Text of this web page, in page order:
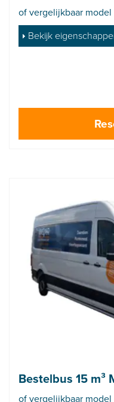
of vergelijkbaar model
Bekijk
Bestelbus 15 m³
of vergelijkbaar model